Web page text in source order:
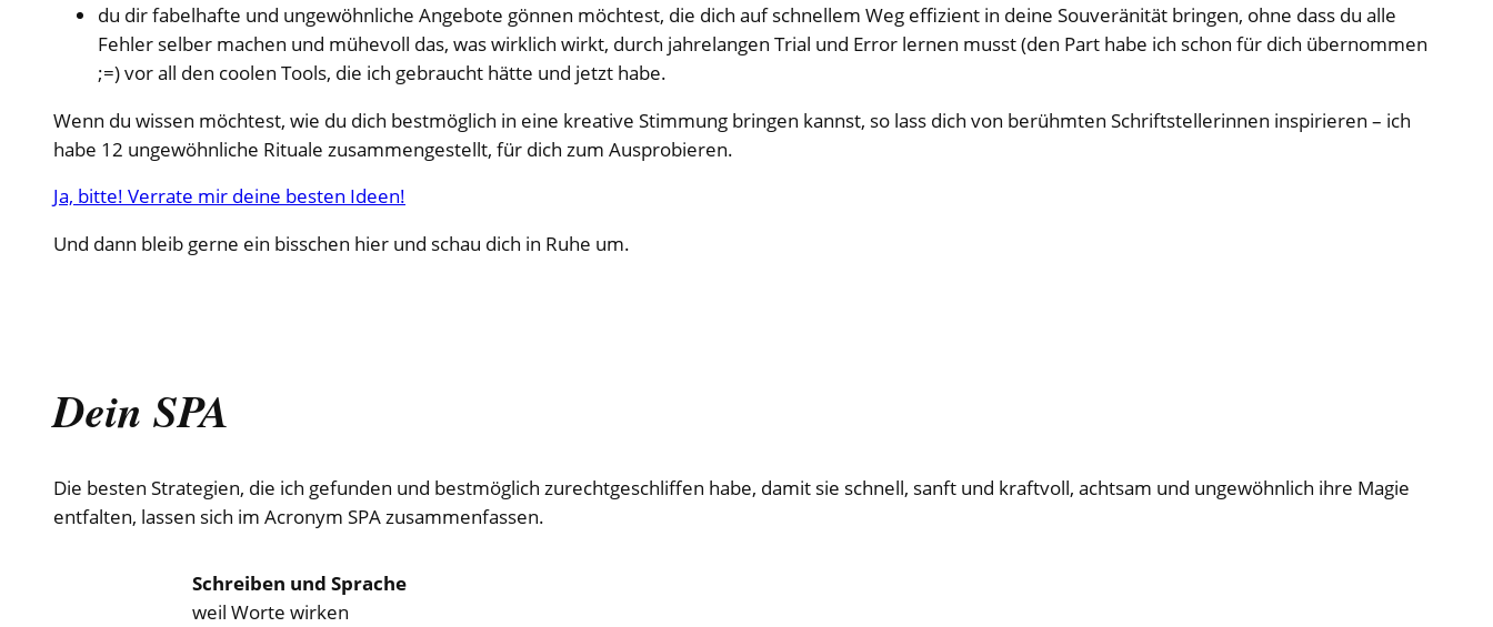
du dir fabelhafte und ungewöhnliche Angebote gönnen möchtest, die dich auf schnellem Weg effizient in deine Souveränität bringen, ohne dass du alle
Fehler selber machen und mühevoll das, was wirklich wirkt, durch jahrelangen Trial und Error lernen musst (den Part habe ich schon für dich übernommen
;=) vor all den coolen Tools, die ich gebraucht hätte und jetzt habe.
Wenn du wissen möchtest, wie du dich bestmöglich in eine kreative Stimmung bringen kannst, so lass dich von berühmten Schriftstellerinnen inspirieren – ich
habe 12 ungewöhnliche Rituale zusammengestellt, für dich zum Ausprobieren.
Ja, bitte! Verrate mir deine besten Ideen!
Und dann bleib gerne ein bisschen hier und schau dich in Ruhe um.
Dein SPA
Die besten Strategien, die ich gefunden und bestmöglich zurechtgeschliffen habe, damit sie schnell, sanft und kraftvoll, achtsam und ungewöhnlich ihre Magie
entfalten, lassen sich im Acronym SPA zusammenfassen.
Schreiben und Sprache
weil Worte wirken